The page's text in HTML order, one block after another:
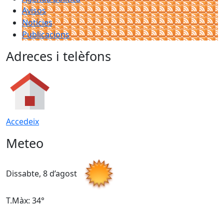
Avisos
Notícies
Publicacions
Adreces i telèfons
Accedeix
Meteo
Dissabte, 8 d’agost
T.Màx: 34°